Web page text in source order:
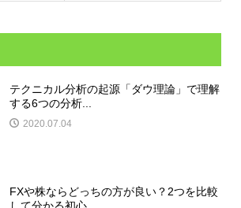
テクニカル分析の起源「ダウ理論」で理解
する6つの分析...
2020.07.04
FXや株ならどっちの方が良い？2つを比較